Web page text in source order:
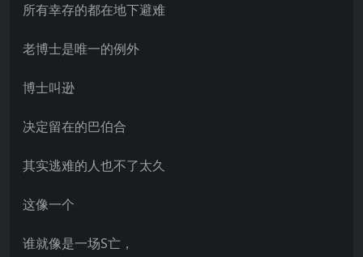
所有幸存的都在地下避难
老博士是唯一的例外
博士叫逊
决定留在的巴伯合
其实逃难的人也不了太久
这像一个
谁就像是一场S亡，